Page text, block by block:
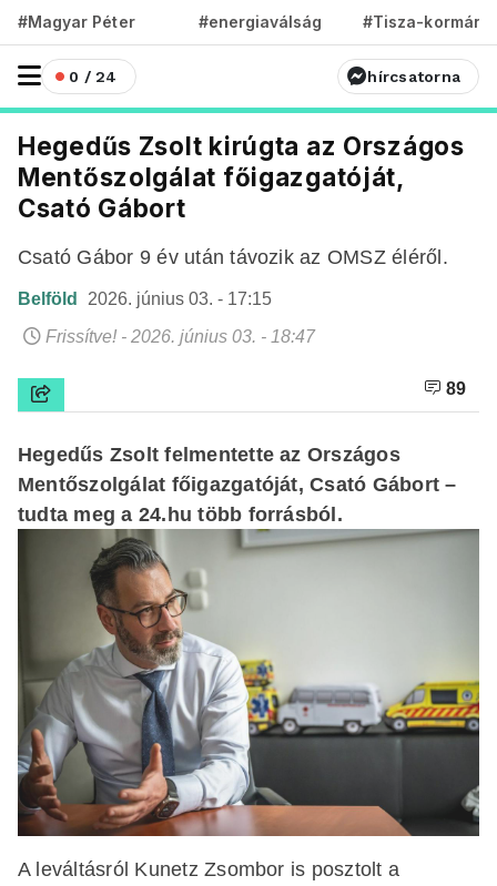
#Magyar Péter #energiaválság #Tisza-kormány
0 / 24 hírcsatorna
Hegedűs Zsolt kirúgta az Országos
Mentőszolgálat főigazgatóját,
Csató Gábort
Csató Gábor 9 év után távozik az OMSZ éléről.
Belföld
2026. június 03. - 17:15
Frissítve! - 2026. június 03. - 18:47
89
Hegedűs Zsolt felmentette az Országos
Mentőszolgálat főigazgatóját, Csató Gábort –
tudta meg a 24.hu több forrásból.
A leváltásról Kunetz Zsombor is posztolt a